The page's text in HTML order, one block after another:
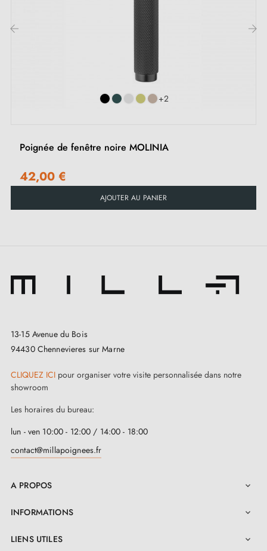
Retrouvez l'ensemble de nospoignées de fenêtres
sur notre boutique Milla poignées
+2
Poignée de fenêtre noire MOLINIA
42,00 €
AJOUTER AU PANIER
13-15 Avenue du Bois
94430 Chennevieres sur Marne
CLIQUEZ ICI pour organiser votre visite personnalisée dans notre
showroom
Les horaires du bureau:
lun - ven 10:00 - 12:00 / 14:00 - 18:00
contact@millapoignees.fr
A PROPOS 
INFORMATIONS 
LIENS UTILES 